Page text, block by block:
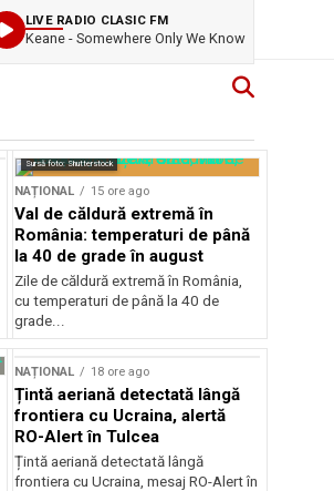
LIVE RADIO CLASIC FM
Keane - Somewhere Only We Know
Sursă foto: Shutterstock
NAȚIONAL 15 ore ago
Val de căldură extremă în
România: temperaturi de până
la 40 de grade în august
Zile de căldură extremă în România,
cu temperaturi de până la 40 de
grade...
NAȚIONAL 18 ore ago
Țintă aeriană detectată lângă
frontiera cu Ucraina, alertă
RO-Alert în Tulcea
Țintă aeriană detectată lângă
frontiera cu Ucraina, mesaj RO-Alert în